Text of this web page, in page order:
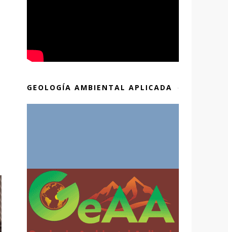
GEOLOGÍA AMBIENTAL APLICADA